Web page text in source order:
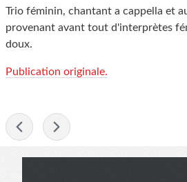
Trio féminin, chantant a cappella et
provenant avant tout d'interprètes
doux.
Publication originale.